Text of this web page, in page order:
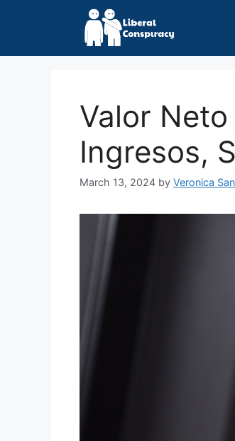
Valor Neto
Ingresos,
March 13, 2024 by Veronica